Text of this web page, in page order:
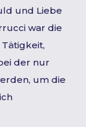
und Liebe
war die
der nur
um die